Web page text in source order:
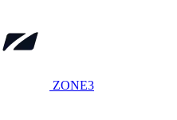
ZONE3